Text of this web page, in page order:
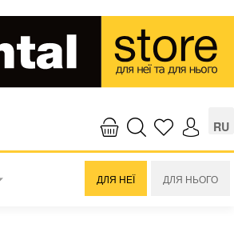
RU
ДЛЯ НЕЇ ДЛЯ НЬОГО